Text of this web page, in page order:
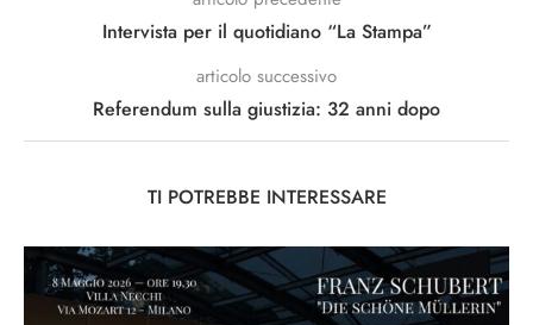
Intervista per il quotidiano “La Stampa”
articolo successivo
Referendum sulla giustizia: 32 anni dopo
TI POTREBBE INTERESSARE